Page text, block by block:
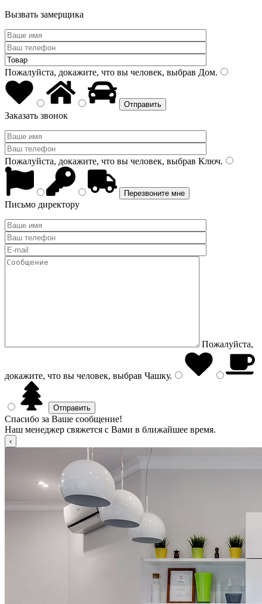
Вызвать замерщика
Пожалуйста, докажите, что вы человек, выбрав Дом.
Заказать звонок
Пожалуйста, докажите, что вы человек, выбрав Ключ.
Письмо директору
Пожалуйста,
докажите, что вы человек, выбрав Чашку.
Спасибо за Ваше сообщение!
Наш менеджер свяжется с Вами в ближайшее время.